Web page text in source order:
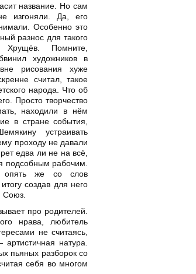
название. Но сам
изгоняли. Да, его
Особенно это
разнос для такого
Помните,
художников в
рисования хуже
считал, такое
народа. Что об
Просто творчество
находили в нём
в стране события,
устраивать
проходу не давали
едва ли не на всё,
подсобным рабочим.
опять же со слов
создав для него
Союз.
про родителей.
нрава, любитель
не считаясь,
натура.
пьяных разборок со
себя во многом